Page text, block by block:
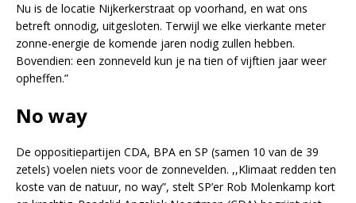
Nu is de locatie Nijkerkerstraat op voorhand, en wat ons
betreft onnodig, uitgesloten. Terwijl we elke vierkante meter
zonne-energie de komende jaren nodig zullen hebben.
Bovendien: een zonneveld kun je na tien of vijftien jaar weer
opheffen.”
No way
De oppositiepartijen CDA, BPA en SP (samen 10 van de 39
zetels) voelen niets voor de zonnevelden. ,,Klimaat redden ten
koste van de natuur, no way”, stelt SP’er Rob Molenkamp kort